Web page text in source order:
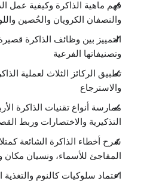
التسجيل
1:36
0:48
الإسترجاع
3:15
خزانة الذاكرة
نظرة عامة
متلازمة طرف اللسان
2:50
أين وضعت مفاتيحي؟
دور التركيز والانتباه
فهم ماهية الذاكرة وكيفية عمل
والنصفان الكرويان والحُصين
التمييز بين وظائف الذاكرة
وتصنيفاتها الفرعية
تطبيق الركائز الثلاث لعملية
والاسترجاع
ممارسة أنواع تقنيات الذاكرة
التذكيرية والاختصارات وربط
شرح أخطاء الذاكرة الشائعة
المفاجئ للأسماء، ونسيان مكان
اعتماد سلوكيات كالنوم